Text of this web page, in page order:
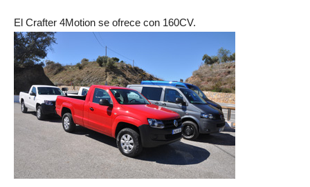
El Crafter 4Motion se ofrece con 160CV.